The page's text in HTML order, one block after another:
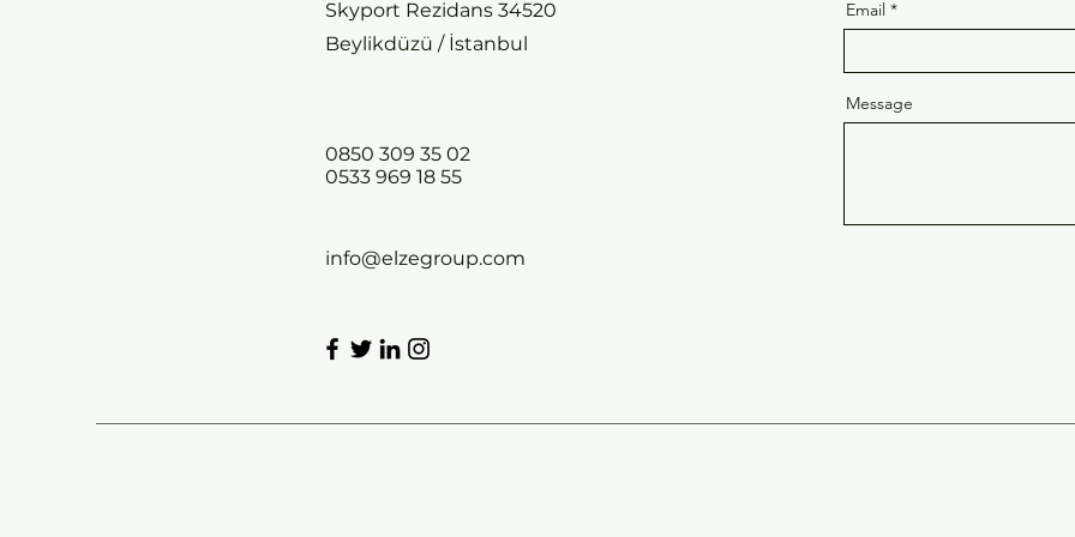
Skyport Rezidans 34520
Beylikdüzü / İstanbul
0850 309 35 02
0533 969 18 55
info@elzegroup.com
Email
Message